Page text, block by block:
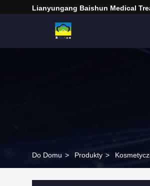
Lianyungang Baishun Medical
Do Domu > Produkty >